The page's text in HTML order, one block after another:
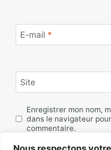
E-mail *
Site
Enregistrer mon nom,
dans le navigateur
commentaire.